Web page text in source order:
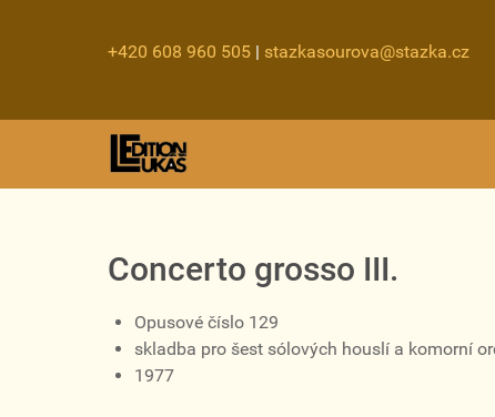
+420 608 960 505 | stazkasourova@stazka.cz
Concerto grosso III.
Opusové číslo 129
skladba pro šest sólových houslí a komorní
1977